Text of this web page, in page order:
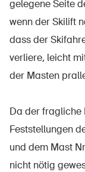
gelegene Seite
wenn der Skilift
dass der
verliere, leicht
der Masten
Da der fragliche
Feststellungen
und dem Mast
nicht nötig